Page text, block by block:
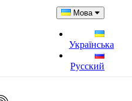
Мова
Українська
Русский